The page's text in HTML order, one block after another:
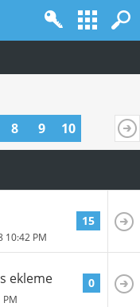
8 9 10
10:42 PM
15
ekleme
PM
0